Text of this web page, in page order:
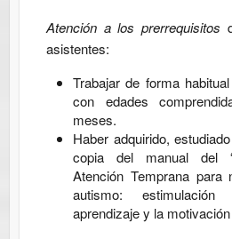
Atención a los prerrequisitos
asistentes:
Trabajar de forma
con edades
meses.
Haber adquirido,
copia del manual del
Atención Temprana para
autismo:
aprendizaje y la motivación